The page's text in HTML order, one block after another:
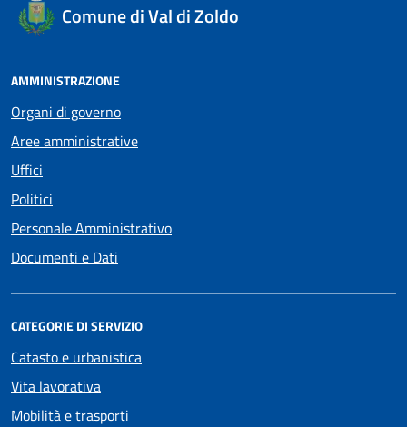
Comune di Val di Zoldo
AMMINISTRAZIONE
Organi di governo
Aree amministrative
Uffici
Politici
Personale Amministrativo
Documenti e Dati
CATEGORIE DI SERVIZIO
Catasto e urbanistica
Vita lavorativa
Mobilità e trasporti